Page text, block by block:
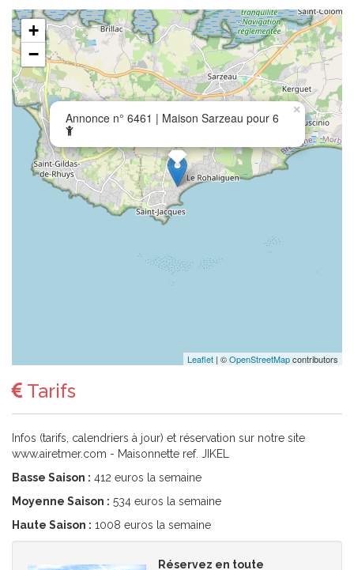
Annonce n° 6461 | Maison Sarzeau pour 6
×
+
−
Leaflet | ©OpenStreetMapcontributors
Tarifs
Infos (tarifs, calendriers à jour) et réservation sur notre site
www.airetmer.com - Maisonnette ref. JIKEL
Basse Saison : 412 euros la semaine
Moyenne Saison : 534 euros la semaine
Haute Saison : 1008 euros la semaine
Réservez en toute